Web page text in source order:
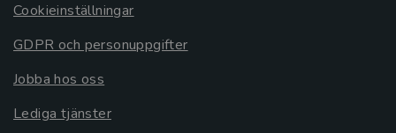
Cookieinställningar
GDPR och personuppgifter
Jobba hos oss
Lediga tjänster